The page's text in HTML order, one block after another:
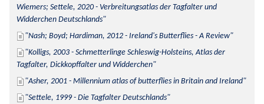
Wiemers; Settele, 2020 - Verbreitungsatlas der Tagfalter und
Widderchen Deutschlands
Nash; Boyd; Hardiman, 2012 - Ireland's Butterflies - A Review
Kolligs, 2003 - Schmetterlinge Schleswig-Holsteins, Atlas der
Tagfalter, Dickkopffalter und Widderchen
Asher, 2001 - Millennium atlas of butterflies in Britain and Ireland
Settele, 1999 - Die Tagfalter Deutschlands